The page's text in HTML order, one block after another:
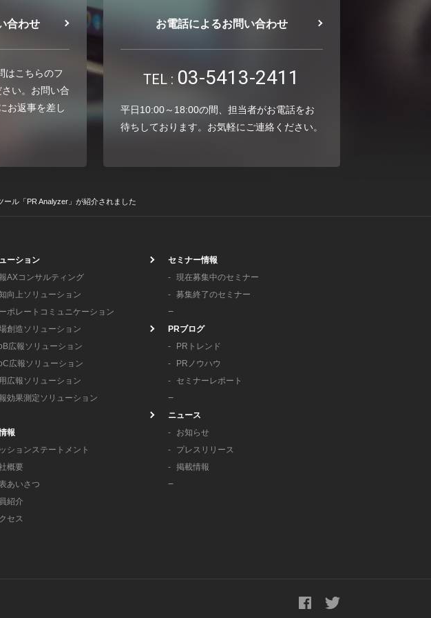
合わせ
はこちらのフ
い。お問い合
お返事を差し
お電話によるお問い合わせ
TEL : 03-5413-2411
平日10:00～18:00の間、担当者がお電話をお
待ちしております。お気軽にご連絡ください。
ール「PR Analyzer」が紹介されました
ーション
AXコンサルティング
向上ソリューション
ポレートコミュニケーション
創造ソリューション
広報ソリューション
広報ソリューション
広報ソリューション
効果測定ソリューション
報
ションステートメント
概要
あいさつ
紹介
セス
セミナー情報
現在募集中のセミナー
募集終了のセミナー
PRブログ
PRトレンド
PRノウハウ
セミナーレポート
ニュース
お知らせ
プレスリリース
掲載情報